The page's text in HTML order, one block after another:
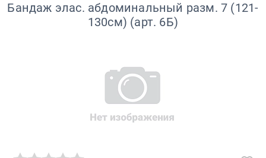
Бандаж элас. абдоминальный разм. 7 (121-
130см) (арт. 6Б)